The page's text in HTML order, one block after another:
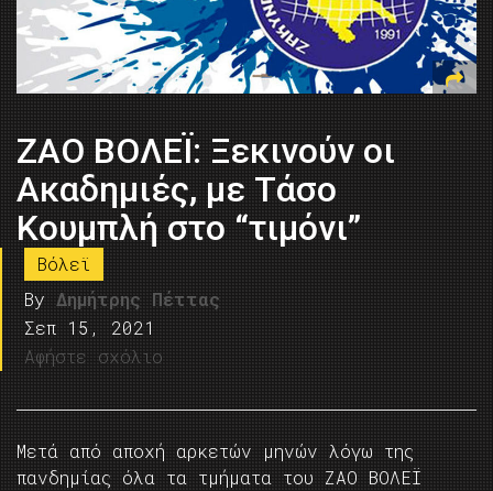
ΖΑΟ ΒΟΛΕΪ: Ξεκινούν οι
Ακαδημιές, με Τάσο
Κουμπλή στο “τιμόνι”
Βόλεϊ
By Δημήτρης Πέττας
Σεπ 15, 2021
Αφήστε σχόλιο
Μετά από αποχή αρκετών μηνών λόγω της
πανδημίας όλα τα τμήματα του ΖΑΟ ΒΟΛΕΪ